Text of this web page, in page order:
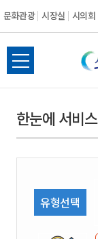
문화관광 시장실 시의회
전
체
뉴
열
한눈에 서비스
유형선택